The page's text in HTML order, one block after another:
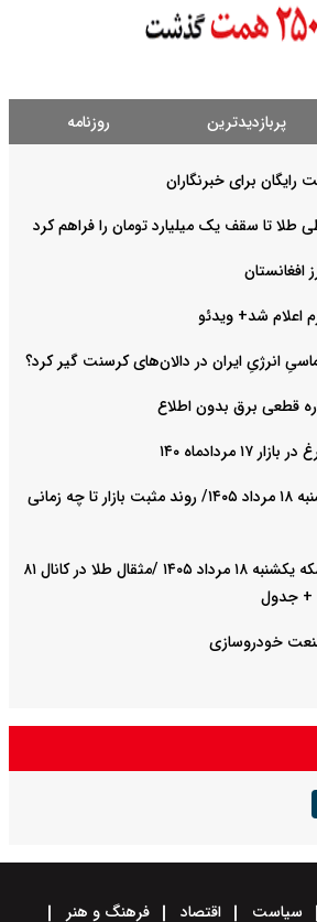
پربازدیدترین روزنامه
طلا تا سقف یک میلیارد تومان را فراهم کرد
اعلام شد+ ویدئو
انرژیِ ایران در دالان‌های کرسنت گیر کرد؟
قطعی برق بدون اطلاع
۱۴۰
پیش‌بینی بورس فردا یکشنبه ۱۸ مرداد ۱۴۰۵/ روند مثبت بازار تا چه زمانی
پیش‌ بینی قیمت طلا و سکه یکشنبه ۱۸ مرداد ۱۴۰۵ /مثقال طلا در کانال ۸۱
+ جدول
خودروسازی
سیاست اقتصاد فرهنگ و هنر